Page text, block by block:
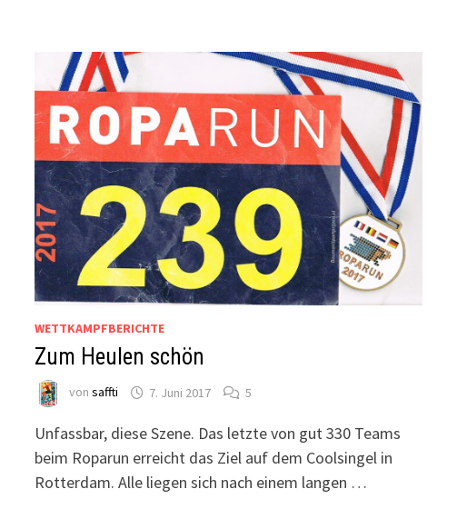
WETTKAMPFBERICHTE
Zum Heulen schön
vonsaffti 7. Juni 2017 5
Unfassbar, diese Szene. Das letzte von gut 330 Teams
beim Roparun erreicht das Ziel auf dem Coolsingel in
Rotterdam. Alle liegen sich nach einem langen …